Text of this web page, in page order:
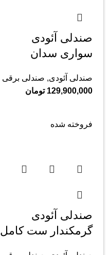
صندلی آئودی
سواری سدان
صندلی آئودی, صندلی برقی
129,900,000 تومان
فروخته شده
صندلی آئودی
گرمکندار ست کامل